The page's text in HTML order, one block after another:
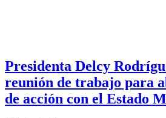
Presidenta Delcy
reunión de trabajo para
de acción con el Estado